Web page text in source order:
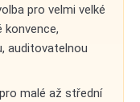
pro velmi velké
konvence,
auditovatelnou
malé až střední